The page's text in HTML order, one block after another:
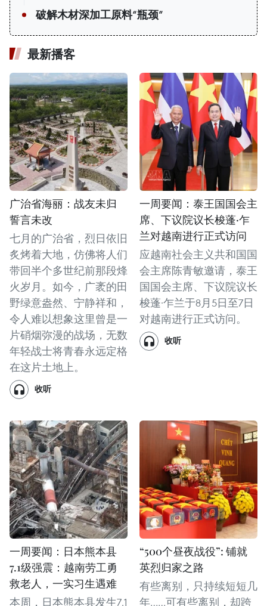
破解木材深加工原料“瓶颈”
最新播客
广治省海丽：战友未归
誓言未改
七月的广治省，烈日依旧
炙烤着大地，仿佛将人们
带回半个多世纪前那段烽
火岁月。如今，广袤的田
野绿意盎然、宁静祥和，
令人难以想象这里曾是一
片硝烟弥漫的战场，无数
年轻战士将青春永远定格
在这片土地上。
收听
一周要闻：泰王国国会主
席、下议院议长梭蓬·乍
兰对越南进行正式访问
应越南社会主义共和国国
会主席陈青敏邀请，泰王
国国会主席、下议院议长
梭蓬·乍兰于8月5日至7日
对越南进行正式访问。
收听
一周要闻：日本熊本县
7.1级强震：越南劳工勇
救老人，一实习生遇难
本周，日本熊本县发生7.1
“500个昼夜战役”: 铺就
英烈归家之路
有些离别，只持续短短几
年……可有些离别，却跨